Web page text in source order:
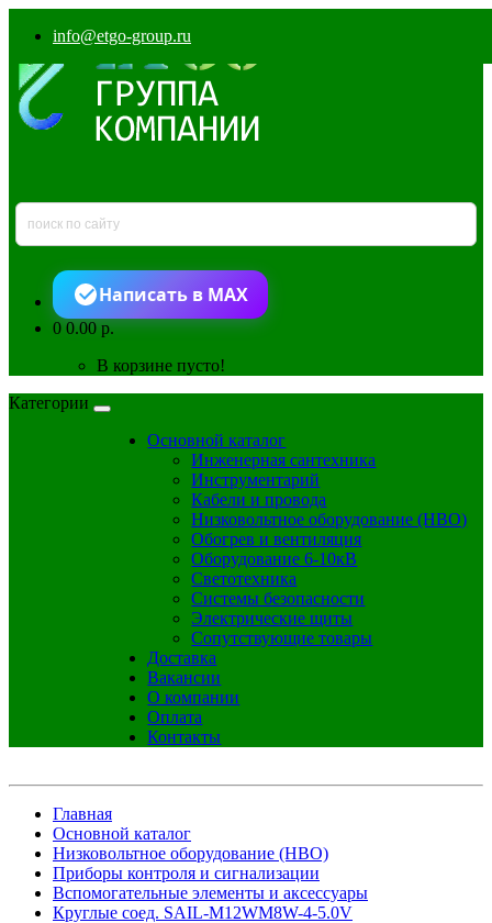
info@etgo-group.ru
Написать в MAX
00.00 р.
В корзине пусто!
Категории
Основной каталог
Инженерная сантехника
Инструментарий
Кабели и провода
Низковольтное оборудование (НВО)
Обогрев и вентиляция
Оборудование 6-10кВ
Светотехника
Системы безопасности
Электрические щиты
Сопутствующие товары
Доставка
Вакансии
О компании
Оплата
Контакты
Главная
Основной каталог
Низковольтное оборудование (НВО)
Приборы контроля и сигнализации
Вспомогательные элементы и аксессуары
Круглые соед. SAIL-M12WM8W-4-5.0V